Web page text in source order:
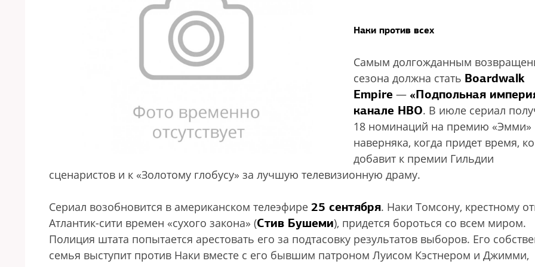
Наки против всех
Самым долгожданным
сезона должна стать Boardwalk
Empire — «Подпольная
канале НВО. В июле сериал
18 номинаций на премию «Эмми»
наверняка, когда придет время,
добавит к премии Гильдии
сценаристов и к «Золотому глобусу» за лучшую телевизионную драму.
Сериал возобновится в американском телеэфире 25 сентября. Наки Томсону, крестному
Атлантик-сити времен «сухого закона» (Стив Бушеми), придется бороться со всем миром.
Полиция штата попытается арестовать его за подтасовку результатов выборов. Его
семья выступит против Наки вместе с его бывшим патроном Луисом Кэстнером и Джимми,